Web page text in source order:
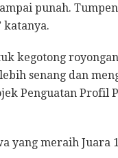
punah.
katanya.
kegotong
senang dan
Penguatan Profil
yang meraih Juara